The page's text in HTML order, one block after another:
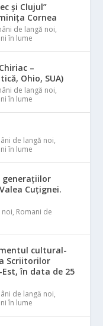
și Clujul”
Cornea
de langă noi,
în lume
–
Ohio, SUA)
de langă noi,
în lume
de langă noi,
în lume
generațiilor
Cuțignei.
noi, Romani de
cultural-
Scriitorilor
în data de 25
de langă noi,
în lume